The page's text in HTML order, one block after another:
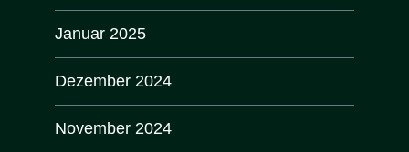
Januar 2025
Dezember 2024
November 2024